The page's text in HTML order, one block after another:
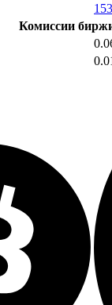
153
Комиссии